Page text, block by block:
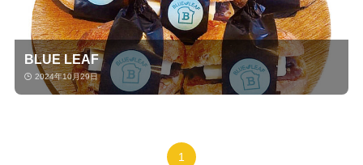
BLUE LEAF
2024年10月29日
1